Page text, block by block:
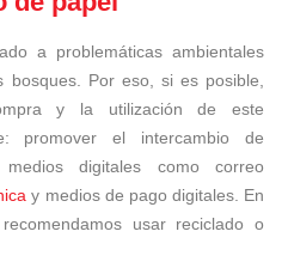
a problemáticas ambientales
bosques. Por eso, si es posible,
y la utilización de este
promover el intercambio de
digitales como correo
y medios de pago digitales. En
usar reciclado o